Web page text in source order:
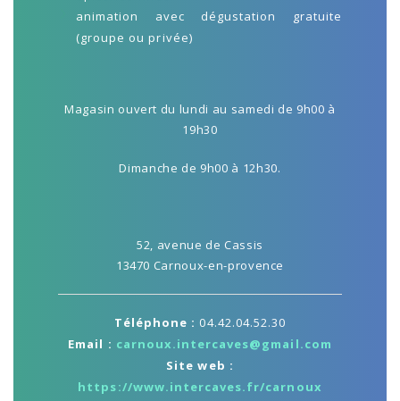
animation avec dégustation gratuite
(groupe ou privée)
Magasin ouvert du lundi au samedi de 9h00 à
19h30
Dimanche de 9h00 à 12h30.
52, avenue de Cassis
13470 Carnoux-en-provence
Téléphone : 04.42.04.52.30
Email : carnoux.intercaves@gmail.com
Site web :
https://www.intercaves.fr/carnoux